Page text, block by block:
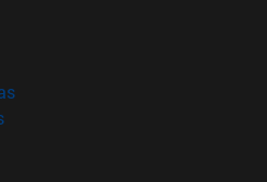
ventana)
(abre en nueva ventana)
(abre en nueva ventana)